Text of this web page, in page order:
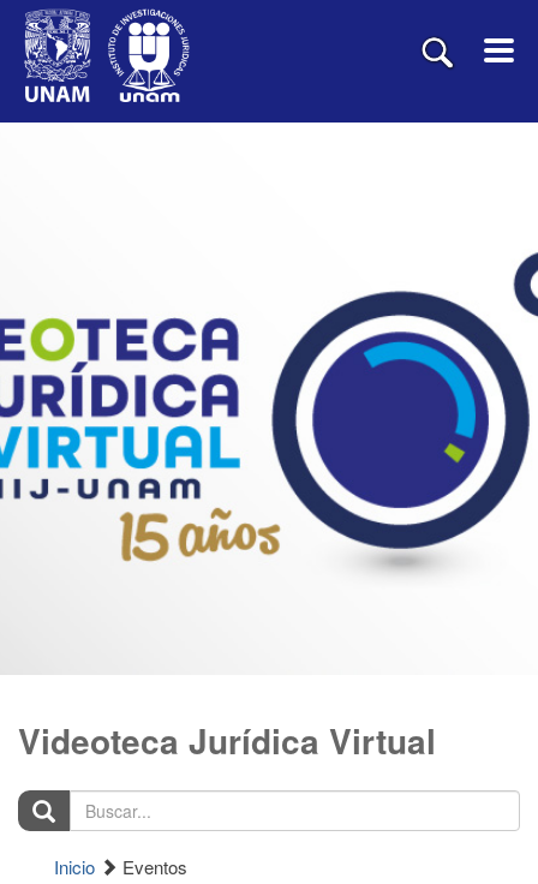
Videoteca Jurídica Virtual
Buscar...
Inicio Eventos